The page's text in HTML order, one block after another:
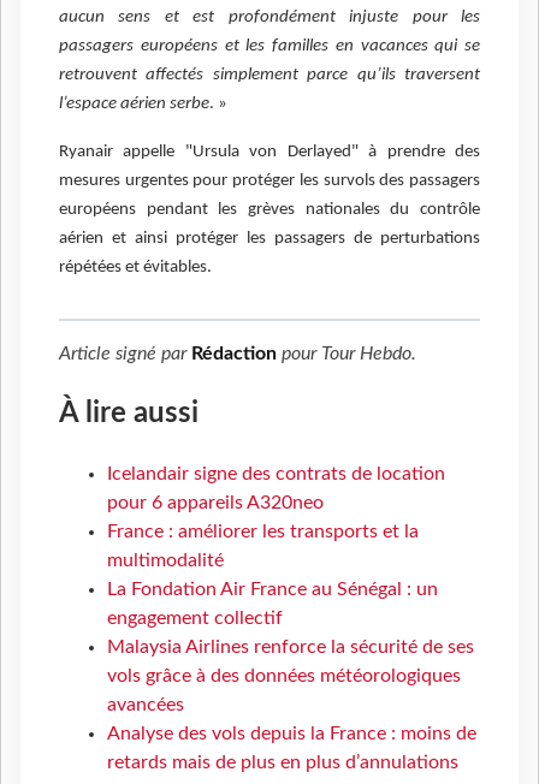
aucun sens et est profondément injuste pour les
passagers européens et les familles en vacances qui se
retrouvent affectés simplement parce qu’ils traversent
l’espace aérien serbe. »
Ryanair appelle "Ursula von Derlayed" à prendre des
mesures urgentes pour protéger les survols des passagers
européens pendant les grèves nationales du contrôle
aérien et ainsi protéger les passagers de perturbations
répétées et évitables.
Article signé par Rédaction pour Tour Hebdo.
À lire aussi
Icelandair signe des contrats de location
pour 6 appareils A320neo
France : améliorer les transports et la
multimodalité
La Fondation Air France au Sénégal : un
engagement collectif
Malaysia Airlines renforce la sécurité de ses
vols grâce à des données météorologiques
avancées
Analyse des vols depuis la France : moins de
retards mais de plus en plus d’annulations